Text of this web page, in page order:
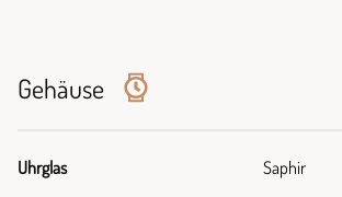
Gehäuse
Uhrglas Saphir